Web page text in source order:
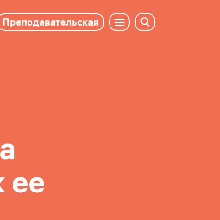
Преподавательская
ее